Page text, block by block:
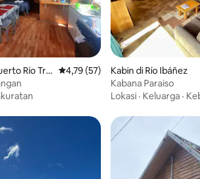
Río Tra
Nilai rata-rata 4,79 dari 5, 57 ulasan
4,79 (57)
Kabin di Río Ibáñez
Kabana Paraiso
Lokasi · Keluarga ·